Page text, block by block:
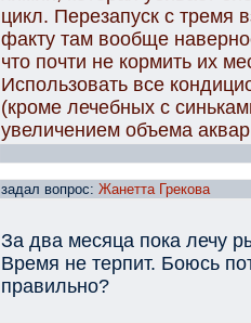
цикл. Перезапуск с тремя
факту там вообще
что почти не кормить их
Использовать все
(кроме лечебных с
увеличением объема
задал вопрос: Жанетта Грекова
За два месяца пока лечу
Время не терпит. Боюсь
правильно?